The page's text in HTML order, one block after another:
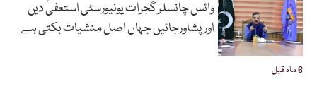
6 ماہ قبل
وائس چانسلر گجرات یونیورسٹی استعفیٰ دیں
اورپشاورجائیں جہاں اصل منشیات بکتی ہے